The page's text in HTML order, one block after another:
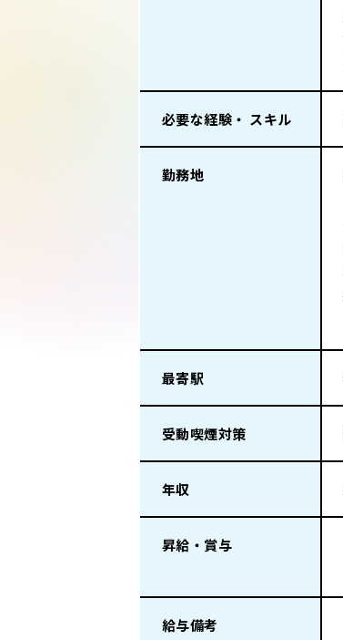
必要な経験・ スキル
勤務地
最寄駅
受動喫煙対策
年収
昇給・賞与
給与備考